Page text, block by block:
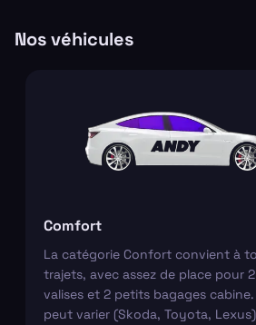
Nos véhicules
Comfort
La catégorie Confort convient à
trajets, avec assez de place pour
valises et 2 petits bagages
peut varier (Skoda, Toyota,